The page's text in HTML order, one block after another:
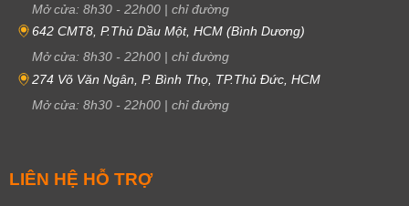
Mở cửa: 8h30 - 22h00 | chỉ đường
642 CMT8, P.Thủ Dầu Một, HCM (Bình Dương)
Mở cửa: 8h30 - 22h00 | chỉ đường
274 Võ Văn Ngân, P. Bình Thọ, TP.Thủ Đức, HCM
Mở cửa: 8h30 - 22h00 | chỉ đường
LIÊN HỆ HỖ TRỢ